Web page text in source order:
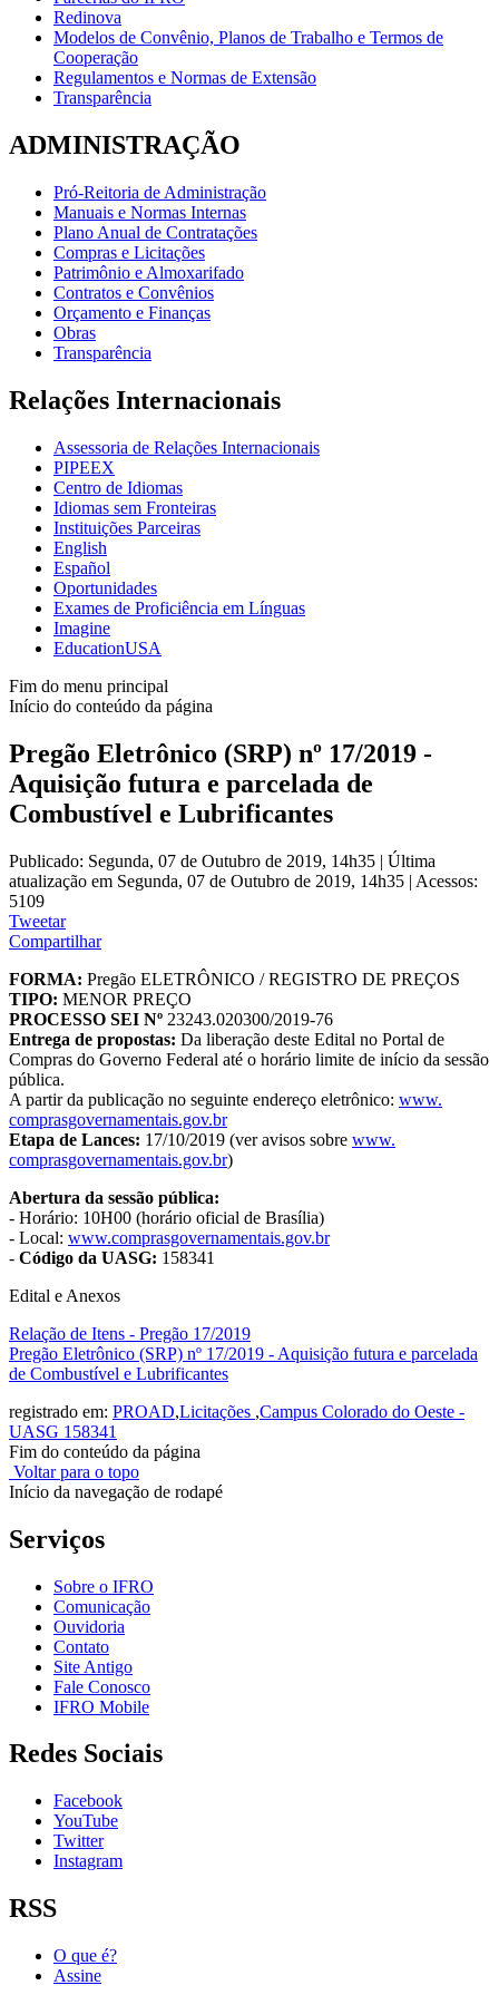
Redinova
Modelos de Convênio, Planos de Trabalho e Termos de
Cooperação
Regulamentos e Normas de Extensão
Transparência
ADMINISTRAÇÃO
Pró-Reitoria de Administração
Manuais e Normas Internas
Plano Anual de Contratações
Compras e Licitações
Patrimônio e Almoxarifado
Contratos e Convênios
Orçamento e Finanças
Obras
Transparência
Relações Internacionais
Assessoria de Relações Internacionais
PIPEEX
Centro de Idiomas
Idiomas sem Fronteiras
Instituições Parceiras
English
Español
Oportunidades
Exames de Proficiência em Línguas
Imagine
EducationUSA
Fim do menu principal
Início do conteúdo da página
Pregão Eletrônico (SRP) nº 17/2019 -
Aquisição futura e parcelada de
Combustível e Lubrificantes
Publicado: Segunda, 07 de Outubro de 2019, 14h35 | Última
atualização em Segunda, 07 de Outubro de 2019, 14h35 | Acessos:
5109
Tweetar
Compartilhar
FORMA: Pregão ELETRÔNICO / REGISTRO DE PREÇOS
TIPO: MENOR PREÇO
PROCESSO SEI Nº 23243.020300/2019-76
Entrega de propostas: Da liberação deste Edital no Portal de
Compras do Governo Federal até o horário limite de início da sessão
pública.
A partir da publicação no seguinte endereço eletrônico: www.
comprasgovernamentais.gov.br
Etapa de Lances: 17/10/2019 (ver avisos sobre www.
comprasgovernamentais.gov.br)
Abertura da sessão pública:
- Horário: 10H00 (horário oficial de Brasília)
- Local: www.comprasgovernamentais.gov.br
- Código da UASG: 158341
Edital e Anexos
Relação de Itens - Pregão 17/2019
Pregão Eletrônico (SRP) nº 17/2019 - Aquisição futura e parcelada
de Combustível e Lubrificantes
registrado em: PROAD,Licitações ,Campus Colorado do Oeste -
UASG 158341
Fim do conteúdo da página
Voltar para o topo
Início da navegação de rodapé
Serviços
Sobre o IFRO
Comunicação
Ouvidoria
Contato
Site Antigo
Fale Conosco
IFRO Mobile
Redes Sociais
Facebook
YouTube
Twitter
Instagram
RSS
O que é?
Assine